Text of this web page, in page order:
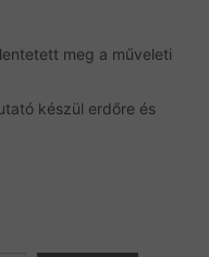
meg a műveleti
készül erdőre és